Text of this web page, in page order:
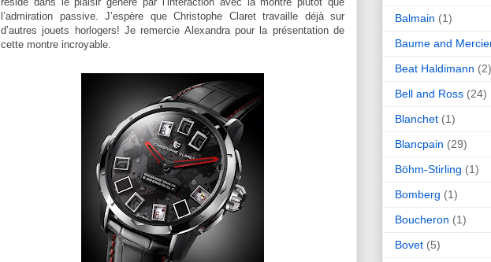
l’admiration passive. J’espère que Christophe Claret travaille déjà sur
d’autres jouets horlogers! Je remercie Alexandra pour la présentation de
cette montre incroyable.
Balmain (1)
Baume and
Beat Haldimann (2)
Bell and Ross (24)
Blanchet (1)
Blancpain (29)
Böhm-Stirling (1)
Bomberg (1)
Boucheron (1)
Bovet (5)